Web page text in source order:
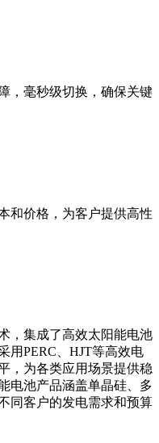
，毫秒级切换，确保关键
和价格，为客户提供高性
，集成了高效太阳能电池
用PERC、HJT等高效电
，为各类应用场景提供稳
电池产品涵盖单晶硅、多
同客户的发电需求和预算